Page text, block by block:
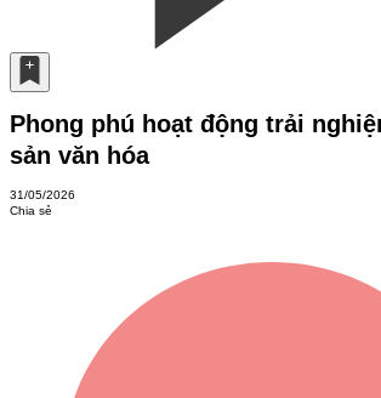
Phong phú hoạt động trải
sản văn hóa
31/05/2026
Chia sẻ